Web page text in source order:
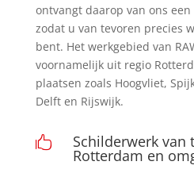
ontvangt daarop van ons
zodat u van tevoren precies
bent. Het werkgebied van
voornamelijk uit regio
plaatsen zoals Hoogvliet,
Delft en Rijswijk.
 Schilderwerk
Rotterdam en